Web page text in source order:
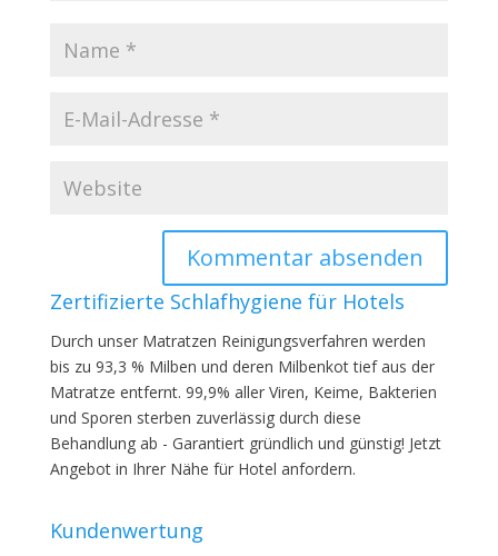
Zertifizierte Schlafhygiene für Hotels
Durch unser Matratzen Reinigungsverfahren werden
bis zu 93,3 % Milben und deren Milbenkot tief aus der
Matratze entfernt. 99,9% aller Viren, Keime, Bakterien
und Sporen sterben zuverlässig durch diese
Behandlung ab - Garantiert gründlich und günstig! Jetzt
Angebot in Ihrer Nähe für Hotel anfordern.
Kundenwertung